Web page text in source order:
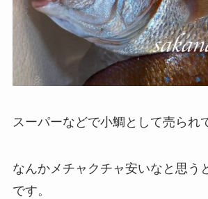
スーパーなどで小鯛として売られ
なんかメチャクチャ安いなと思う
です。